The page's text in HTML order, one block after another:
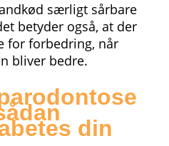
særligt sårbare
betyder også, at der
for forbedring, når
bliver bedre.
din